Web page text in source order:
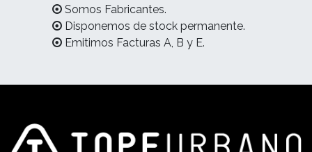
Somos Fabricantes.
Disponemos de stock permanente.
Emitimos Facturas A, B y E.